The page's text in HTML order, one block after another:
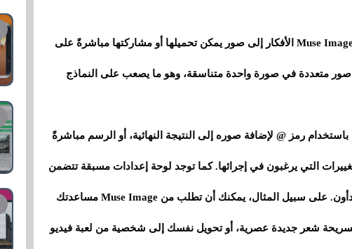
، يحوّل Muse Image الأفكار إلى صور يمكن تحميلها أو مشاركتها مباشرةً على
متعددة في صورة واحدة متناسقة، وهو ما يصعب على النماذج
رمز @ لإضافة صوره إلى النتيجة النهائية، أو الرسم مباشرةً
التي يرغبون في إجرائها. كما توجد لوحة إعدادات مسبقة تتضمن
تعليمات مقترحة لمن لا يعرفون من أين يبدأون. على سبيل المثال، يمكنك أن تطلب من Muse Image مساعدتك
تسريحة شعر جديدة عصرية، أو تحويل نفسك إلى شخصية من لعبة فيديو